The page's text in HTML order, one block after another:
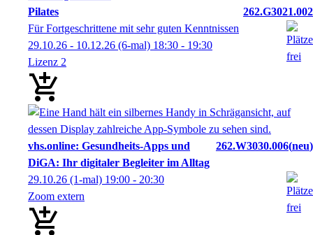
Pilates
262.G3021.002
Für Fortgeschrittene mit sehr guten Kenntnissen
29.10.26 - 10.12.26 (6-mal) 18:30 - 19:30
Lizenz 2
vhs.online: Gesundheits-Apps und
DiGA: Ihr digitaler Begleiter im Alltag
262.W3030.006 neu
29.10.26 (1-mal) 19:00 - 20:30
Zoom extern